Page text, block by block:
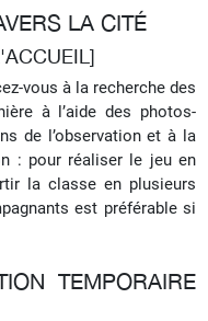
LA CITÉ
vous à la recherche des
à l’aide des photos-
de l’observation et à la
: pour réaliser le jeu en
la classe en plusieurs
est préférable si
TEMPORAIRE